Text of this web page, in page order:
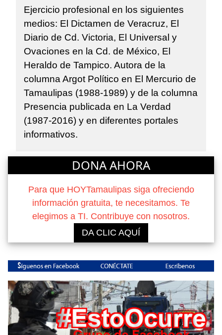
Ejercicio profesional en los siguientes
medios: El Dictamen de Veracruz, El
Diario de Cd. Victoria, El Universal y
Ovaciones en la Cd. de México, El
Heraldo de Tampico. Autora de la
columna Argot Político en El Mercurio de
Tamaulipas (1988-1989) y de la columna
Presencia publicada en La Verdad
(1987-2016) y en diferentes portales
informativos.
DONA AHORA
Para que HOYTamaulipas siga ofreciendo
información gratuita, te necesitamos. Te
elegimos a TI. Contribuye con nosotros.
DA CLIC AQUÍ